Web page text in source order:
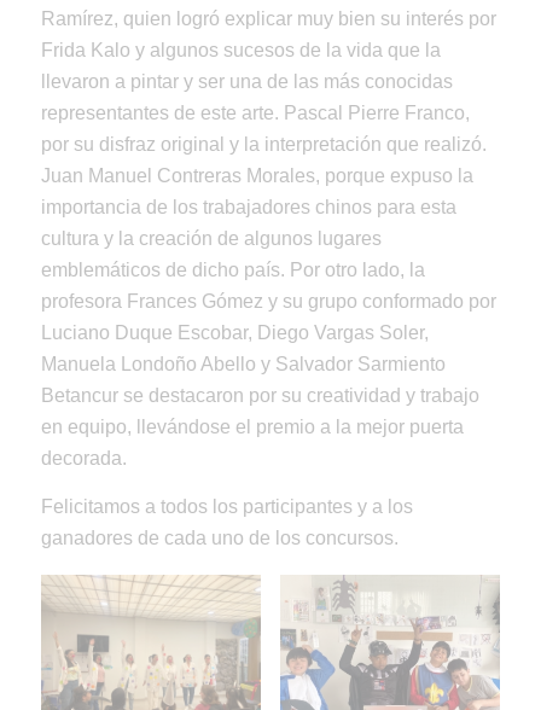
Ramírez, quien logró explicar muy bien su interés por
Frida Kalo y algunos sucesos de la vida que la
llevaron a pintar y ser una de las más conocidas
representantes de este arte. Pascal Pierre Franco,
por su disfraz original y la interpretación que realizó.
Juan Manuel Contreras Morales, porque expuso la
importancia de los trabajadores chinos para esta
cultura y la creación de algunos lugares
emblemáticos de dicho país. Por otro lado, la
profesora Frances Gómez y su grupo conformado por
Luciano Duque Escobar, Diego Vargas Soler,
Manuela Londoño Abello y Salvador Sarmiento
Betancur se destacaron por su creatividad y trabajo
en equipo, llevándose el premio a la mejor puerta
decorada.
Felicitamos a todos los participantes y a los
ganadores de cada uno de los concursos.